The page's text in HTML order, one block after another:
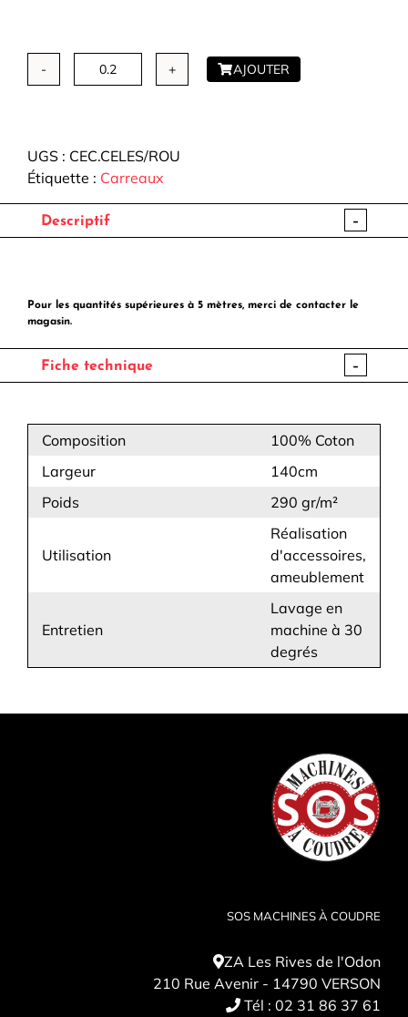
quantité
-
Celestin
AJOUTER
UGS : CEC.CELES/ROU
Étiquette : Carreaux
Descriptif -
Pour les quantités supérieures à 5 mètres, merci de contacter le
magasin.
Fiche technique -
Composition
100% Coton
Largeur
140cm
Poids
290 gr/m²
Utilisation
Réalisation
d'accessoires,
ameublement
Entretien
Lavage en
machine à 30
degrés
SOS MACHINES À COUDRE
ZA Les Rives de l'Odon
210 Rue Avenir - 14790 VERSON
Tél : 02 31 86 37 61